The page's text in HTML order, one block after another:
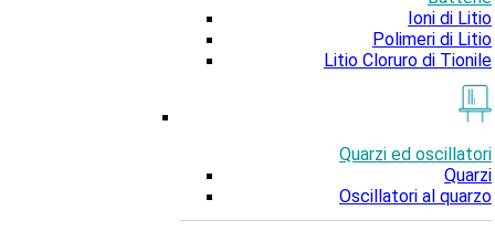
Ioni di Litio
Polimeri di Litio
Litio Cloruro di Tionile
Quarzi ed oscillatori
Quarzi
Oscillatori al quarzo